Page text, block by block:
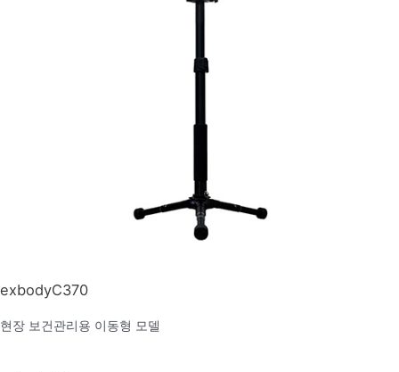
exbodyC370
현장 보건관리용 이동형 모델